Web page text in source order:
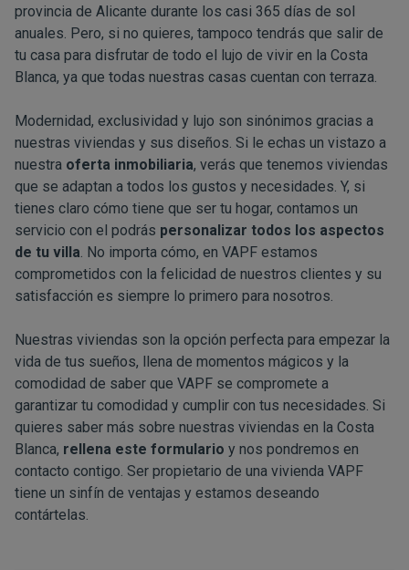
provincia de Alicante durante los casi 365 días de sol
anuales. Pero, si no quieres, tampoco tendrás que salir de
tu casa para disfrutar de todo el lujo de vivir en la Costa
Blanca, ya que todas nuestras casas cuentan con terraza.
Modernidad, exclusividad y lujo son sinónimos gracias a
nuestras viviendas y sus diseños. Si le echas un vistazo a
nuestra oferta inmobiliaria, verás que tenemos viviendas
que se adaptan a todos los gustos y necesidades. Y, si
tienes claro cómo tiene que ser tu hogar, contamos un
servicio con el podrás personalizar todos los aspectos
de tu villa. No importa cómo, en VAPF estamos
comprometidos con la felicidad de nuestros clientes y su
satisfacción es siempre lo primero para nosotros.
Nuestras viviendas son la opción perfecta para empezar la
vida de tus sueños, llena de momentos mágicos y la
comodidad de saber que VAPF se compromete a
garantizar tu comodidad y cumplir con tus necesidades. Si
quieres saber más sobre nuestras viviendas en la Costa
Blanca, rellena este formulario y nos pondremos en
contacto contigo. Ser propietario de una vivienda VAPF
tiene un sinfín de ventajas y estamos deseando
contártelas.